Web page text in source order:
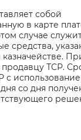
собой
в карте
случае
средства,
ТСР.
с
со дня